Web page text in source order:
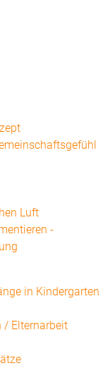
Luft
-
in Kindergarten
/ Elternarbeit